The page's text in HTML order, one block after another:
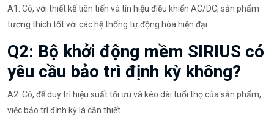
A1: Có, với thiết kế tiên tiến và tín hiệu điều khiển AC/DC, sản phẩm
tương thích tốt với các hệ thống tự động hóa hiện đại.
Q2: Bộ khởi động mềm SIRIUS có
yêu cầu bảo trì định kỳ không?
A2: Có, để duy trì hiệu suất tối ưu và kéo dài tuổi thọ của sản phẩm,
việc bảo trì định kỳ là cần thiết.